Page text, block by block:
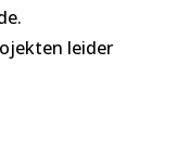
leider